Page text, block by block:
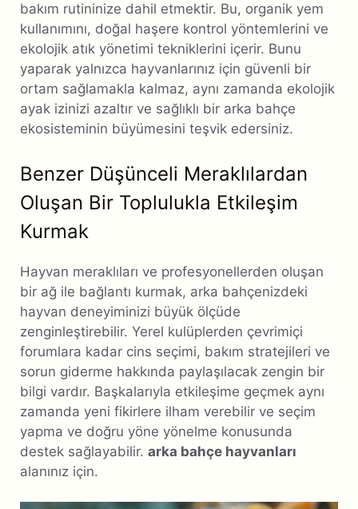
bakım rutininize dahil etmektir. Bu, organik yem
kullanımını, doğal haşere kontrol yöntemlerini ve
ekolojik atık yönetimi tekniklerini içerir. Bunu
yaparak yalnızca hayvanlarınız için güvenli bir
ortam sağlamakla kalmaz, aynı zamanda ekolojik
ayak izinizi azaltır ve sağlıklı bir arka bahçe
ekosisteminin büyümesini teşvik edersiniz.
Benzer Düşünceli Meraklılardan
Oluşan Bir Toplulukla Etkileşim
Kurmak
Hayvan meraklıları ve profesyonellerden oluşan
bir ağ ile bağlantı kurmak, arka bahçenizdeki
hayvan deneyiminizi büyük ölçüde
zenginleştirebilir. Yerel kulüplerden çevrimiçi
forumlara kadar cins seçimi, bakım stratejileri ve
sorun giderme hakkında paylaşılacak zengin bir
bilgi vardır. Başkalarıyla etkileşime geçmek aynı
zamanda yeni fikirlere ilham verebilir ve seçim
yapma ve doğru yöne yönelme konusunda
destek sağlayabilir. arka bahçe hayvanları
alanınız için.